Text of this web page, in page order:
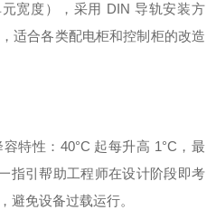
宽度），采用 DIN 导轨安装方
适合各类配电柜和控制柜的改造
特性：40°C 起每升高 1°C，最
指引帮助工程师在设计阶段即考
避免设备过载运行。